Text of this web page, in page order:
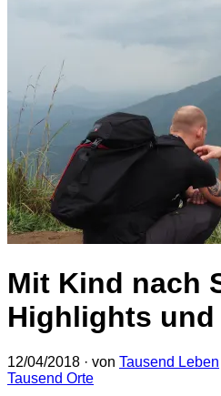
Mit Kind nach
Highlights und
12/04/2018 · von Tausend Leben
Tausend Orte